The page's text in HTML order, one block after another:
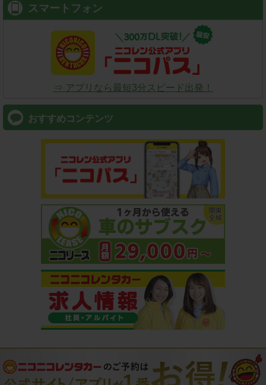
スマートフォン
⇒ アプリなら最短3分スピード出発！
おすすめコンテンツ